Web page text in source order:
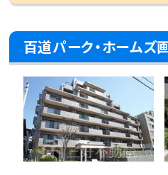
百道パーク・ホームズ